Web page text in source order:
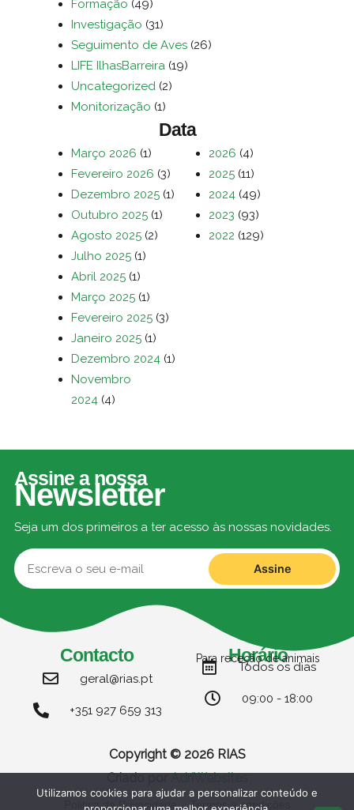
Formação (49)
Investigação (31)
Seguimento de Aves (26)
LIFE IlhasBarreira (19)
Uncategorized (2)
Monitorização (1)
Data
Março 2026 (1)
Fevereiro 2026 (3)
Dezembro 2025 (1)
Outubro 2025 (1)
Agosto 2025 (2)
Julho 2025 (1)
Abril 2025 (1)
Março 2025 (1)
Fevereiro 2025 (3)
Janeiro 2025 (1)
Dezembro 2024 (1)
Novembro
2024 (4)
2026 (4)
2025 (11)
2024 (49)
2023 (93)
2022 (129)
Assine a nossa
Newsletter
Seja um dos primeiros a ter acesso às nossas novidades.
Assine
Contacto
geral@rias.pt
+351 927 659 313
Horário
Para receção de animais
Todos os dias
09:00 - 18:00
Copyright © 2026 RIAS
Politica de Privacidade Termos e condições
Utilizamos cookies para ajudar a personalizar conteúdo e